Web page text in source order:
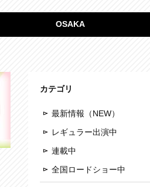
OSAKA
カテゴリ
最新情報（NEW）
レギュラー出演中
連載中
全国ロードショー中